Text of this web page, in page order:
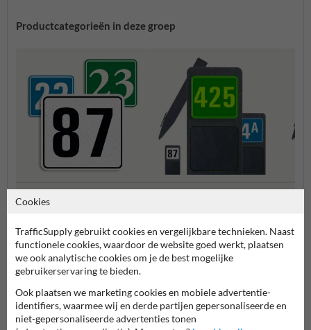
Productcategorieën in deze groep
Huisnummerbordjes
Huisnummerborden & palen
Cookies
TrafficSupply gebruikt cookies en vergelijkbare technieken. Naast
functionele cookies, waardoor de website goed werkt, plaatsen
we ook analytische cookies om je de best mogelijke
gebruikerservaring te bieden.
Ook plaatsen we marketing cookies en mobiele advertentie-
identifiers, waarmee wij en derde partijen gepersonaliseerde en
niet-gepersonaliseerde advertenties tonen